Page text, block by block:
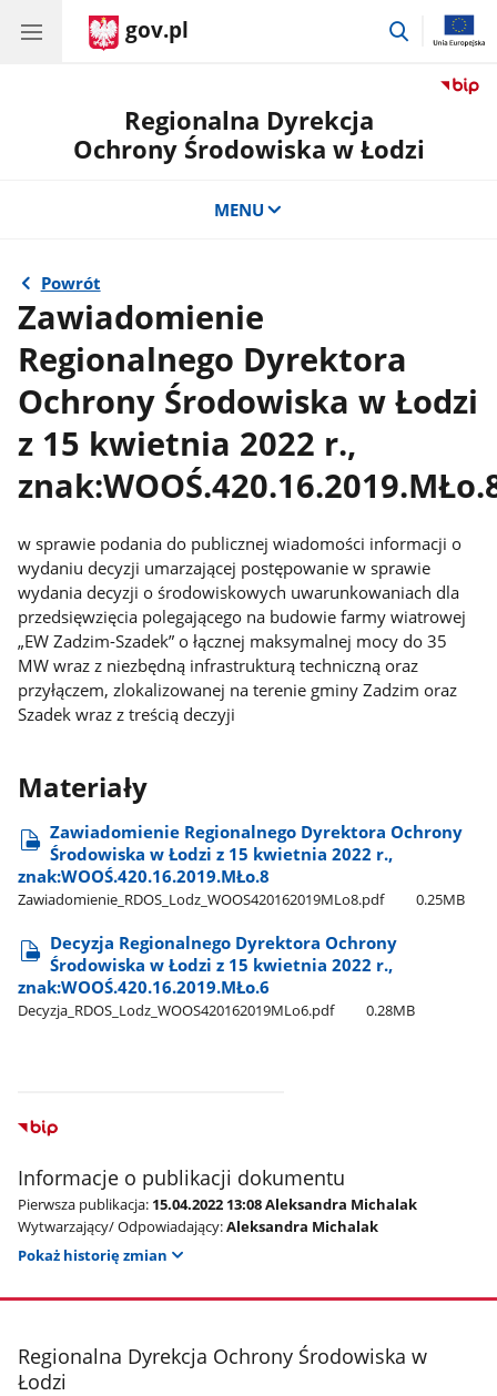
gov.pl
przejdź
Regionalna Dyrekcja
Ochrony Środowiska w Łodzi
MENU
Powrót
Zawiadomienie
Regionalnego Dyrektora
Ochrony Środowiska w Łodzi
z 15 kwietnia 2022 r.,
w sprawie podania do publicznej wiadomości informacji o
wydaniu decyzji umarzającej postępowanie w sprawie
wydania decyzji o środowiskowych uwarunkowaniach dla
przedsięwzięcia polegającego na budowie farmy wiatrowej
„EW Zadzim-Szadek” o łącznej maksymalnej mocy do 35
MW wraz z niezbędną infrastrukturą techniczną oraz
przyłączem, zlokalizowanej na terenie gminy Zadzim oraz
Szadek wraz z treścią deczyji
Materiały
Zawiadomienie Regionalnego Dyrektora Ochrony
Środowiska w Łodzi z 15 kwietnia 2022 r.,
znak:WOOŚ.420.16.2019.MŁo.8
Zawiadomienie​_RDOS​_Lodz​_WOOS420162019MLo8.pdf 0.25MB
Decyzja Regionalnego Dyrektora Ochrony
Środowiska w Łodzi z 15 kwietnia 2022 r.,
znak:WOOŚ.420.16.2019.MŁo.6
Decyzja​_RDOS​_Lodz​_WOOS420162019MLo6.pdf 0.28MB
Informacje o publikacji dokumentu
Pierwsza publikacja: 15.04.2022 13:08 Aleksandra Michalak
Wytwarzający/ Odpowiadający:Aleksandra Michalak
Pokaż historię zmian
stopka
Regionalna Dyrekcja Ochrony Środowiska w
Łodzi